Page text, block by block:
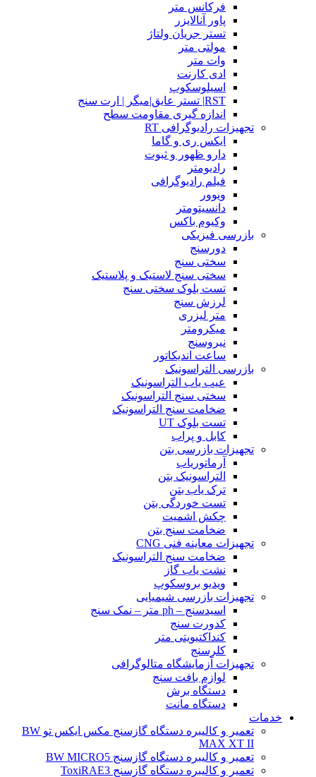
فرکانس متر
پاور آنالایزر
تستر جریان ولتاژ
مولتی متر
وات متر
ادی کارنت
اسیلوسکوپ
RST| تستر عایق|میگر | ارت سنج
اندازه گیری مقاومت سطح
تجهیزات رادیوگرافی RT
ایکس ری و گاما
دارو ظهور و ثبوت
رادیومتر
فیلم رادیوگرافی
ویوور
دانسیتومتر
وکیوم باکس
بازرسی فیزیکی
دورسنج
سختی سنج
سختی سنج لاستیک و پلاستیک
تست بلوک سختی سنج
لرزش سنج
متر لیزری
میکرومتر
نیروسنج
ساعت اندیکاتور
بازرسی التراسونیک
عیب یاب التراسونیک
سختی سنج التراسونیک
ضخامت سنج التراسونیک
تست بلوک UT
کابل و پراب
تجهیزات بازرسی بتن
آرماتوریاب
التراسونیک بتن
ترک یاب بتن
تست خوردگی بتن
چکش اشمیت
ضخامت سنج بتن
تجهیزات معاینه فنی CNG
ضخامت سنج التراسونیک
نشت یاب گاز
ویدیو بروسکوپ
تجهیزات بازرسی شیمیایی
اسیدسنج – ph متر – نمک سنج
کدورت سنج
کنداکتیویتی متر
کلرسنج
تجهیزات آزمایشگاه متالوگرافی
لوازم بافت سنج
دستگاه برش
دستگاه مانت
خدمات
تعمیر و کالیبره دستگاه گازسنج مکس ایکس تو BW
MAX XT II
تعمیر و کالیبره دستگاه گازسنج BW MICRO5
تعمیر و کالیبره دستگاه گازسنج ToxiRAE3